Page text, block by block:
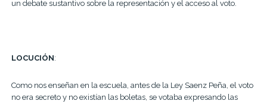
un debate sustantivo sobre la representación y el acceso al voto.
LOCUCIÓN:
Como nos enseñan en la escuela, antes de la Ley Saenz Peña, el voto
no era secreto y no existían las boletas, se votaba expresando las